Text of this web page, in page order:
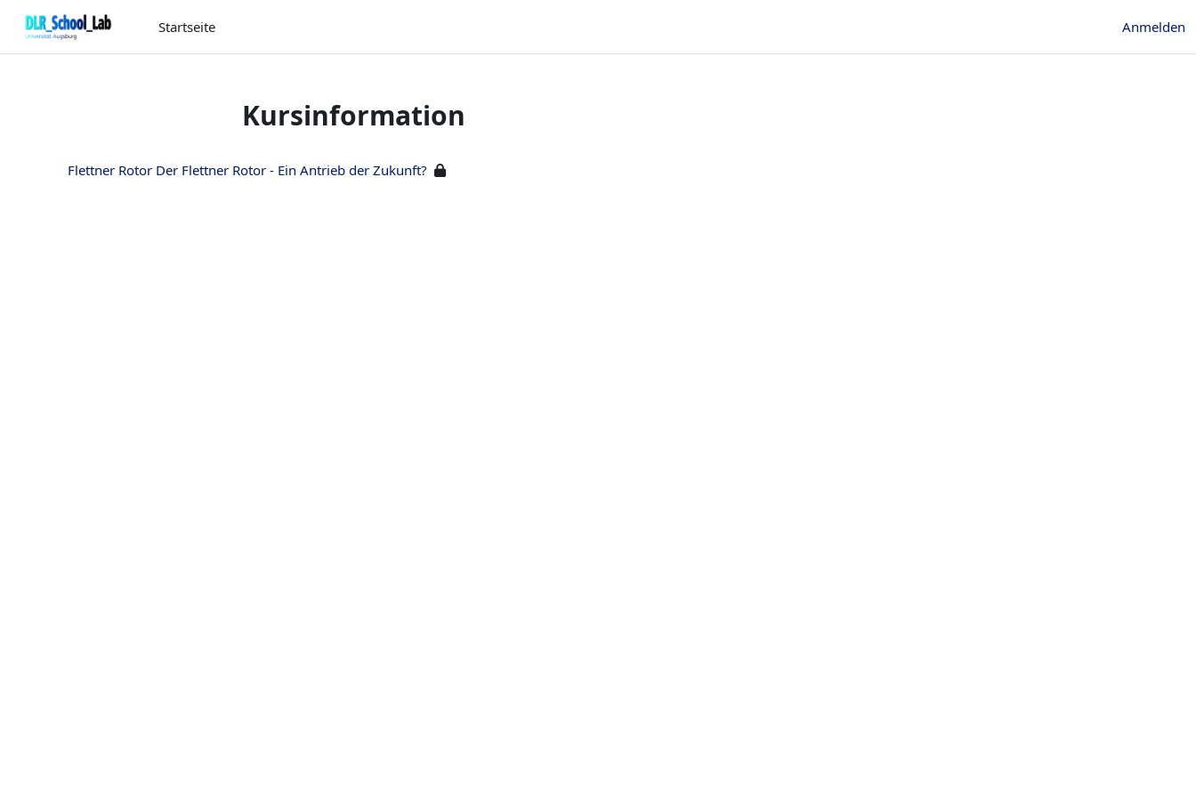
Startseite
Anmelden
Kursinformation
Flettner Rotor Der Flettner Rotor - Ein Antrieb der Zukunft?